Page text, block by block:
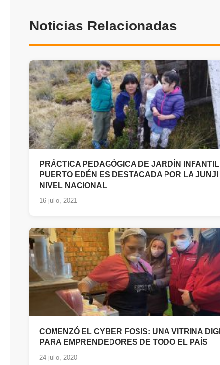
Noticias Relacionadas
PRÁCTICA PEDAGÓGICA DE JARDÍN
PUERTO EDÉN ES DESTACADA POR LA JUNJI
NIVEL NACIONAL
16 julio, 2021
COMENZÓ EL CYBER FOSIS: UNA VITRINA
PARA EMPRENDEDORES DE TODO EL PAÍS
24 julio, 2020